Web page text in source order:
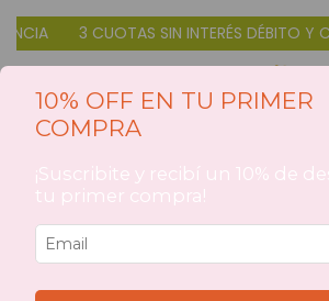
3 CUOTAS SIN INTERÉS DÉBITO Y
10% OFF EN TU PRIMER
COMPRA
¡Suscribite y recibí un 10% de
tu primer compra!